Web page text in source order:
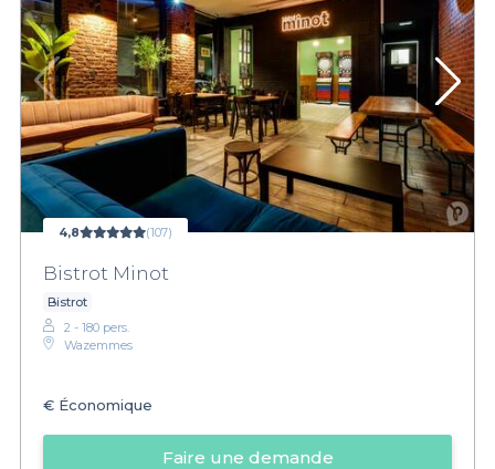
4,8 (107)
Bistrot Minot
Bistrot
2 - 180 pers.
Wazemmes
€ Économique
Faire une demande